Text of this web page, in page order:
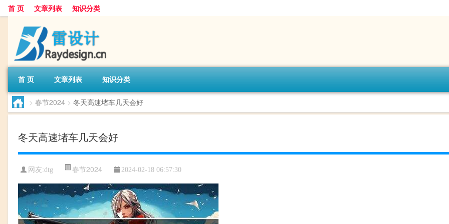
首 页 文章列表 知识分类
首 页 文章列表 知识分类
> 春节2024 > 冬天高速堵车几天会好
冬天高速堵车几天会好
网友:dtg 春节2024 2024-02-18 06:57:30